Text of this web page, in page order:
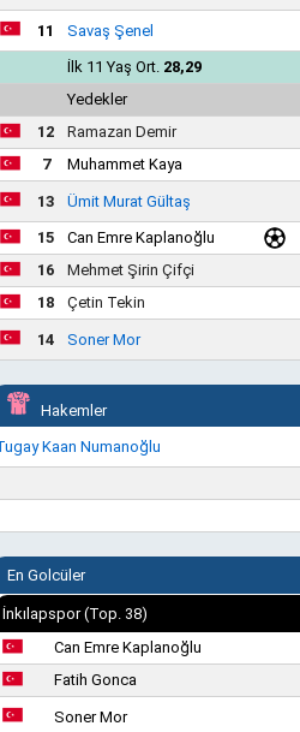
11
Savaş Şenel
İlk 11 Yaş Ort. 28,29
Yedekler
12
Ramazan Demir
7
Muhammet Kaya
13
Ümit Murat Gültaş
15
Can Emre Kaplanoğlu
16
Mehmet Şirin Çifçi
18
Çetin Tekin
14 Soner Mor
Hakemler
Kaan Numanoğlu
En Golcüler
İnkılapspor (Top. 38)
Can Emre Kaplanoğlu
Fatih Gonca
Soner Mor